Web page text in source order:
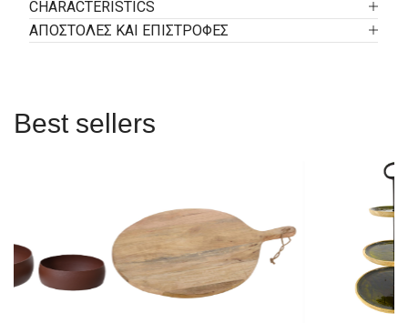
CHARACTERISTICS
ΑΠΟΣΤΟΛΕΣ ΚΑΙ ΕΠΙΣΤΡΟΦΕΣ
Best sellers